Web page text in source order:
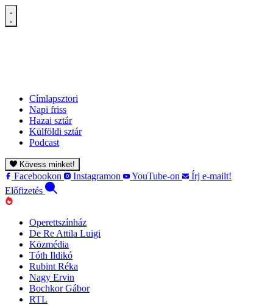
Címlapsztori
Napi friss
Hazai sztár
Külföldi sztár
Podcast
Kövess minket!
Facebookon Instagramon YouTube-on
Írj e-mailt!
Előfizetés
Operettszínház
De Re Attila Luigi
Közmédia
Tóth Ildikó
Rubint Réka
Nagy Ervin
Bochkor Gábor
RTL